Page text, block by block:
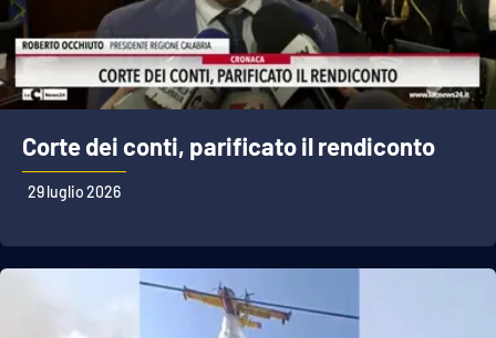
Corte dei conti, parificato il rendiconto
29 luglio 2026